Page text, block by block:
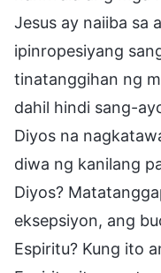
Jesus ay naiiba sa
ipinropesiyang
tinatanggihan ng
dahil hindi sang-
Diyos na
diwa ng kanilang
Diyos?
eksepsiyon, ang
Espiritu? Kung ito